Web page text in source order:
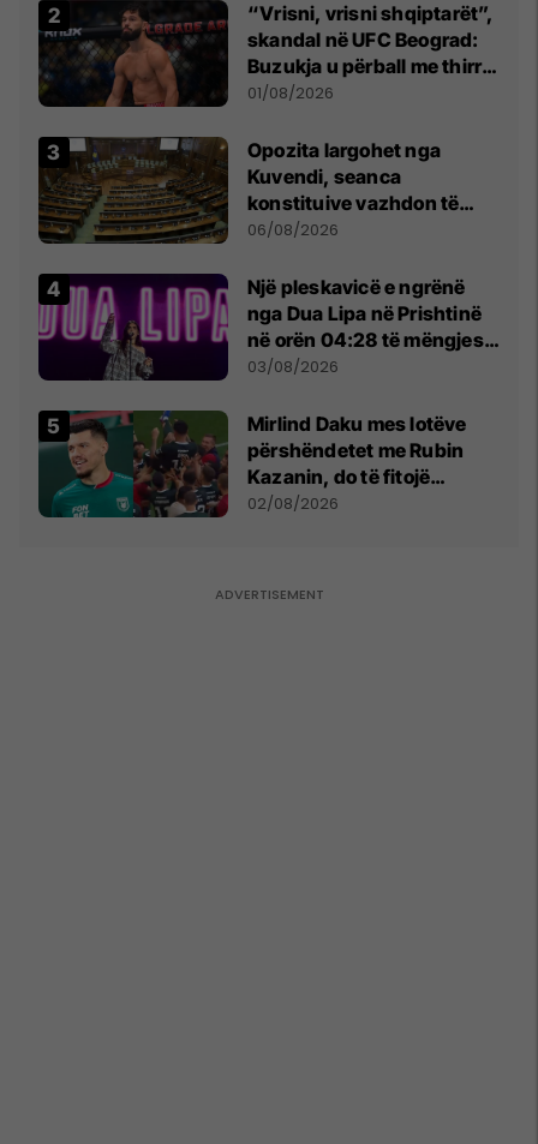
“Vrisni, vrisni shqiptarët”,
skandal në UFC Beograd:
Buzukja u përball me thirrje
anti-shqiptare nga
01/08/2026
Opozita largohet nga
Kuvendi, seanca
konstituive vazhdon të
shtunën në orën 11:00
06/08/2026
Një pleskavicë e ngrënë
nga Dua Lipa në Prishtinë
në orën 04:28 të mëngjesit
- dhe bota digjitale serbe
03/08/2026
Mirlind Daku mes lotëve
përshëndetet me Rubin
Kazanin, do të fitojë
miliona te Spartak Moska
02/08/2026